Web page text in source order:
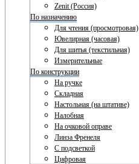
Zenit (Россия)
По назначению
Для чтения (просмотровая)
Ювелирная (часовая)
Для шитья (текстильная)
Измерительные
По конструкции
На ручке
Складная
Настольная (на штативе)
Налобная
На очковой оправе
Линза Френеля
С подсветкой
Цифровая